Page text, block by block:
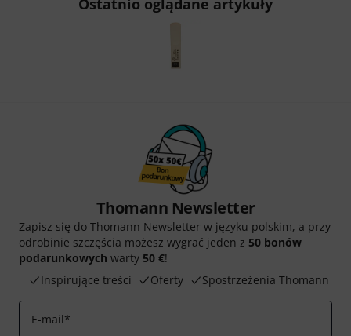
Ostatnio oglądane artykuły
Thomann Newsletter
Zapisz się do Thomann Newsletter w języku polskim, a przy
odrobinie szczęścia możesz wygrać jeden z 50 bonów
podarunkowych warty 50 €!
Inspirujące treści
Oferty Spostrzeżenia Thomann
E-mail*